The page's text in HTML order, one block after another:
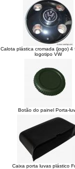
Calota plástica cromada (jogo) 4
logotipo VW
Botão do painel Porta-
Caixa porta luvas plástico